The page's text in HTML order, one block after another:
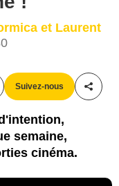
et Laurent
Suivez-nous
semaine,
cinéma.